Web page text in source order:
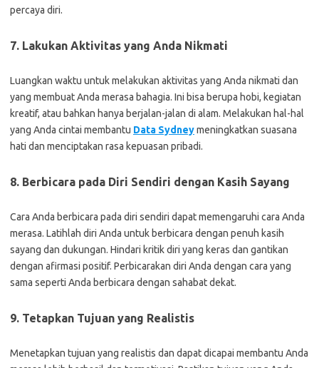
percaya diri.
7. Lakukan Aktivitas yang Anda Nikmati
Luangkan waktu untuk melakukan aktivitas yang Anda nikmati dan
yang membuat Anda merasa bahagia. Ini bisa berupa hobi, kegiatan
kreatif, atau bahkan hanya berjalan-jalan di alam. Melakukan hal-hal
yang Anda cintai membantu Data Sydneymeningkatkan suasana
hati dan menciptakan rasa kepuasan pribadi.
8. Berbicara pada Diri Sendiri dengan Kasih Sayang
Cara Anda berbicara pada diri sendiri dapat memengaruhi cara Anda
merasa. Latihlah diri Anda untuk berbicara dengan penuh kasih
sayang dan dukungan. Hindari kritik diri yang keras dan gantikan
dengan afirmasi positif. Perbicarakan diri Anda dengan cara yang
sama seperti Anda berbicara dengan sahabat dekat.
9. Tetapkan Tujuan yang Realistis
Menetapkan tujuan yang realistis dan dapat dicapai membantu Anda